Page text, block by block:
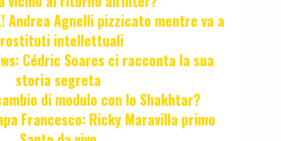
Andrea Agnelli pizzicato mentre va a
intellettuali
Cédric Soares ci racconta la sua
storia segreta
di modulo con lo Shakhtar?
Francesco: Ricky Maravilla primo